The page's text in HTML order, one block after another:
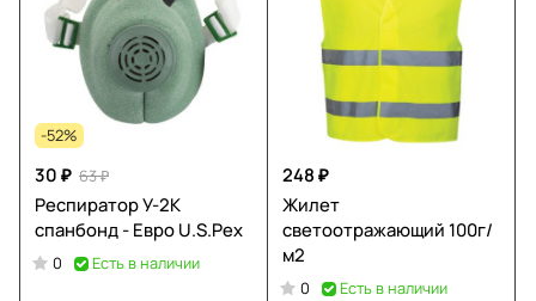
-52%
30 ₽ 63 ₽
Респиратор У-2К
спанбонд - Евро U.S.Pex
0 Есть в наличии
248 ₽
Жилет
светоотражающий 100г/
м2
0 Есть в наличии